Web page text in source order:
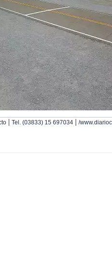
| Tel. (03833) 15 697034 | /